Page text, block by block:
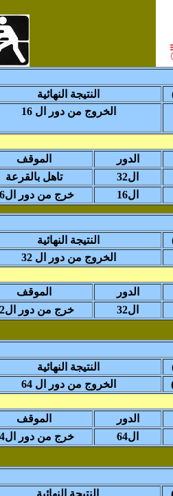
النتيجة النهائية
الخروج من دور ال 16
الموقف
الدور
تاهل بالقرعة
ال32
خرج من دور ال16
ال16
النتيجة النهائية
الخروج من دور ال 32
الموقف
الدور
خرج من دور ال32
ال32
النتيجة النهائية
الخروج من دور ال 64
الموقف
الدور
خرج من دور ال64
ال64
النتيجة النهائية